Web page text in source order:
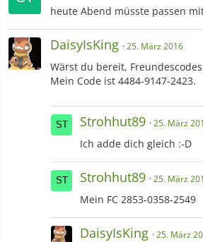
heute Abend müsste passen
DaisyIsKing 25. März 2016
Wärst du bereit,
Mein Code ist 4484-9147-2423.
Strohhut89 25. März
Ich adde dich gleich :-D
Strohhut89 25. März
Mein FC 2853-0358-2549
DaisyIsKing 25. März